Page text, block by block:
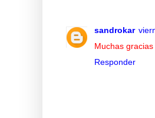
sandrokar
Muchas
Responder